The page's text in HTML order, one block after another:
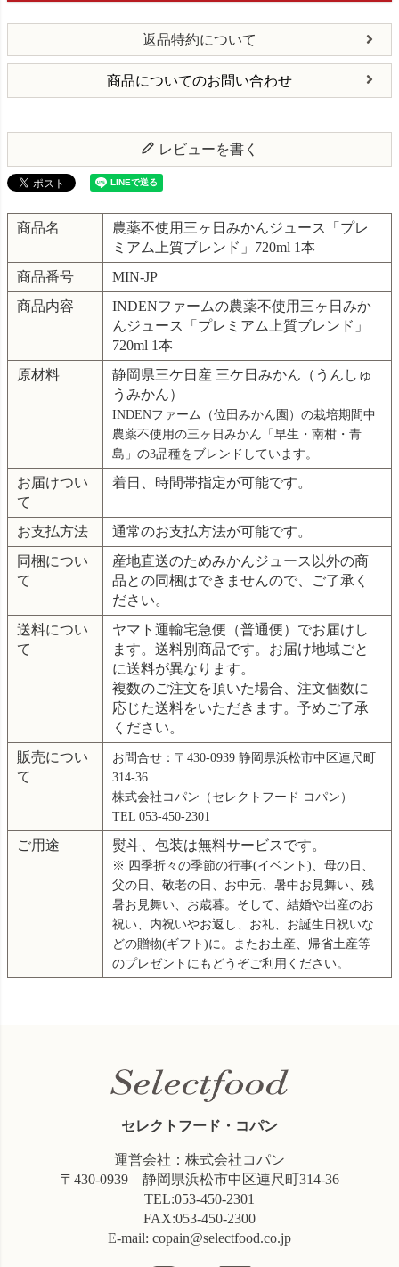
返品特約について
商品についてのお問い合わせ
レビューを書く
商品名
農薬不使用三ヶ日みかんジュース「プレ
ミアム上質ブレンド」720ml 1本
商品番号
MIN-JP
商品内容
INDENファームの農薬不使用三ヶ日みか
んジュース「プレミアム上質ブレンド」
720ml 1本
原材料
静岡県三ケ日産 三ケ日みかん（うんしゅ
うみかん）
INDENファーム（位田みかん園）の栽培期間中
農薬不使用の三ヶ日みかん「早生・南柑・青
島」の3品種をブレンドしています。
お届けつい
て
着日、時間帯指定が可能です。
お支払方法
通常のお支払方法が可能です。
同梱につい
て
産地直送のためみかんジュース以外の商
品との同梱はできませんので、ご了承く
ださい。
送料につい
て
ヤマト運輸宅急便（普通便）でお届けし
ます。送料別商品です。お届け地域ごと
に送料が異なります。
複数のご注文を頂いた場合、注文個数に
応じた送料をいただきます。予めご了承
ください。
販売につい
て
お問合せ：〒430-0939 静岡県浜松市中区連尺町
314-36
株式会社コパン（セレクトフード コパン）
TEL 053-450-2301
ご用途 熨斗、包装は無料サービスです。
※ 四季折々の季節の行事(イベント)、母の日、
父の日、敬老の日、お中元、暑中お見舞い、残
暑お見舞い、お歳暮。そして、結婚や出産のお
祝い、内祝いやお返し、お礼、お誕生日祝いな
どの贈物(ギフト)に。またお土産、帰省土産等
のプレゼントにもどうぞご利用ください。
セレクトフード・コパン
運営会社：株式会社コパン
〒430-0939 静岡県浜松市中区連尺町314-36
TEL:053-450-2301
FAX:053-450-2300
E-mail: copain@selectfood.co.jp